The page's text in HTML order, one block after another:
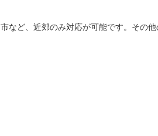
など、近郊のみ対応が可能です。その